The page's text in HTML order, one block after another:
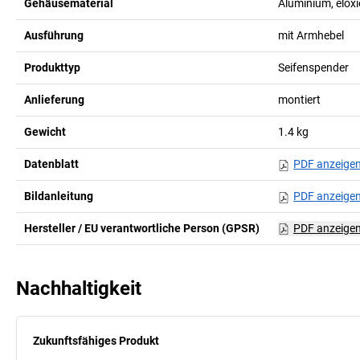
Gehäusematerial Aluminium,
Ausführung mit Armhebel
Produkttyp Seifenspender
Anlieferung montiert
Gewicht 1.4 kg
Datenblatt PDF anzeigen
Bildanleitung PDF anzeigen
Hersteller / EU verantwortliche Person (GPSR) PDF anzeigen
Nachhaltigkeit
Zukunftsfähiges Produkt